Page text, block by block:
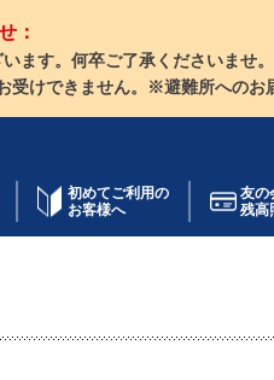
：
ます。何卒ご了承くださいませ。
けできません。※避難所へのお
初めてご利用の
お客様へ
友の
残高